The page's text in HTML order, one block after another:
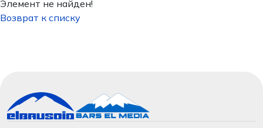
Элемент не найден!
Возврат к списку